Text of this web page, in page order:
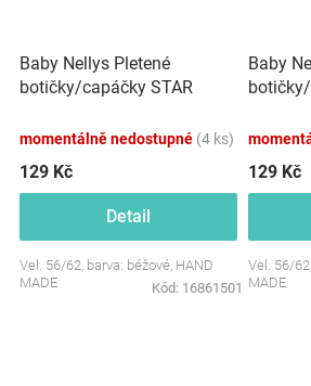
Baby Nellys Pletené
botičky/capáčky STAR
momentálně nedostupné (4 ks)
129 Kč
Detail
Vel. 56/62, barva: béžové, HAND
MADE
Kód: 16861501
Baby
129 Kč
Vel. 56/
MADE